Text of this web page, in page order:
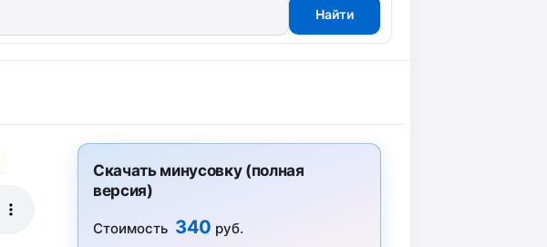
Скачать минусовку (полная
версия)
Стоимость 340 руб.